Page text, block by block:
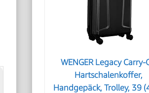
WENGER Legacy Carry-
Hartschalenkoffer,
Handgepäck, Trolley, 39